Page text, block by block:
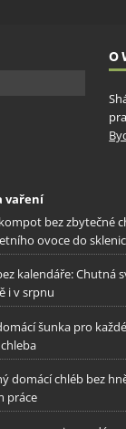
ochrany
O
vaření
bez zbytečné
ovoce do sklenic
kalendáře: Chutná
i v srpnu
šunka pro
domácí chléb bez
práce